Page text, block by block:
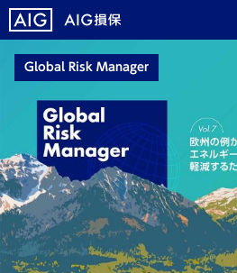
メ
イ
ツ
に
ジ
ャ
ン
こ
こ
コ
ン
テ
ン
ツ
Global Risk Manager